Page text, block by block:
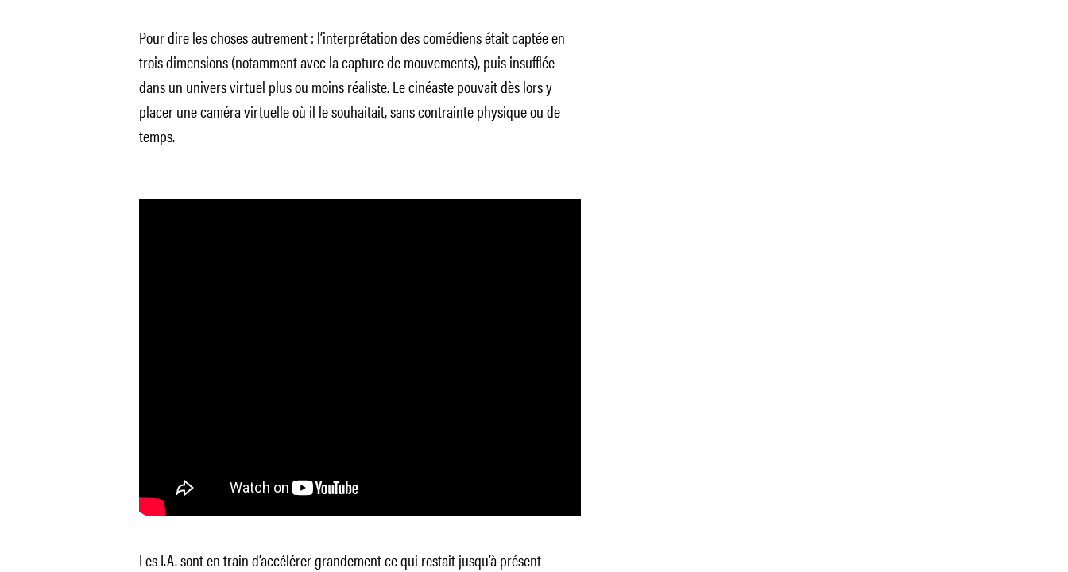
Pour dire les choses autrement : l’interprétation des comédiens était captée en
trois dimensions (notamment avec la capture de mouvements), puis insufflée
dans un univers virtuel plus ou moins réaliste. Le cinéaste pouvait dès lors y
placer une caméra virtuelle où il le souhaitait, sans contrainte physique ou de
temps.
Les I.A. sont en train d’accélérer grandement ce qui restait jusqu’à présent